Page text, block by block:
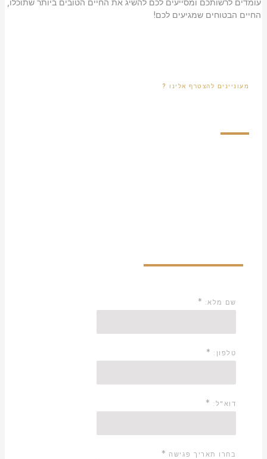
עומדים לרשותכם ומסייעים לכם להשיג את החיים הטובים ביותר שתוכלו,
החיים הבטוחים שמגיעים לכם!
מעוניינים להצטרף אלינו ?
שם מלא: *
טלפון: *
דוא"ל: *
בחרו תאריך פגישה *